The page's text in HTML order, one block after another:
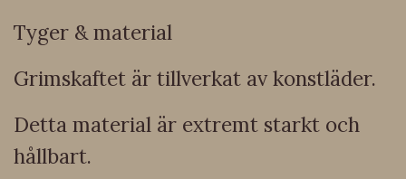
Tyger & material
Grimskaftet är tillverkat av konstläder.
Detta material är extremt starkt och
hållbart.